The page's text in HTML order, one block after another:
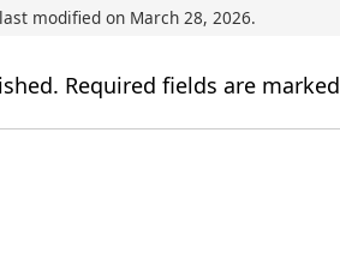
modified on March 28, 2026.
Required fields are marked